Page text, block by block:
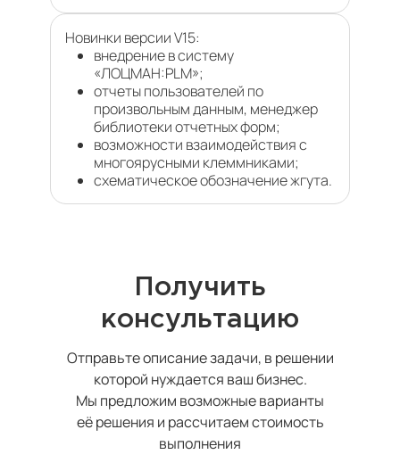
Новинки версии V15:
внедрение в систему
«ЛОЦМАН:PLM»;
отчеты пользователей по
произвольным данным, менеджер
библиотеки отчетных форм;
возможности взаимодействия с
многоярусными клеммниками;
схематическое обозначение жгута.
Получить
консультацию
Отправьте описание задачи, в решении
которой нуждается ваш бизнес.
Мы предложим возможные варианты
её решения и рассчитаем стоимость
выполнения